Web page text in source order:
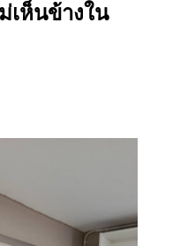
เห็นข้างใน